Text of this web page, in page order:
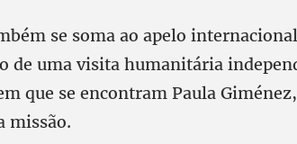
se soma ao apelo
de uma visita humanitária
que se encontram Paula
missão.